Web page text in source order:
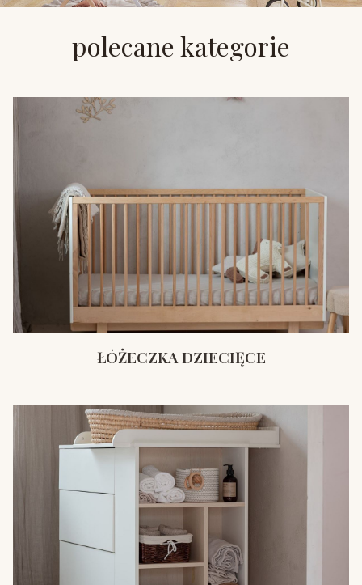
polecane kategorie
ŁÓŻECZKA DZIECIĘCE